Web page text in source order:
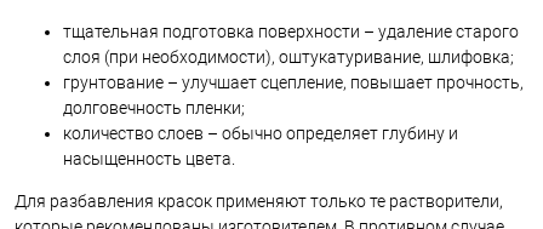
тщательная подготовка поверхности – удаление старого
слоя (при необходимости), оштукатуривание, шлифовка;
грунтование – улучшает сцепление, повышает прочность,
долговечность пленки;
количество слоев – обычно определяет глубину и
насыщенность цвета.
Для разбавления красок применяют только те растворители,